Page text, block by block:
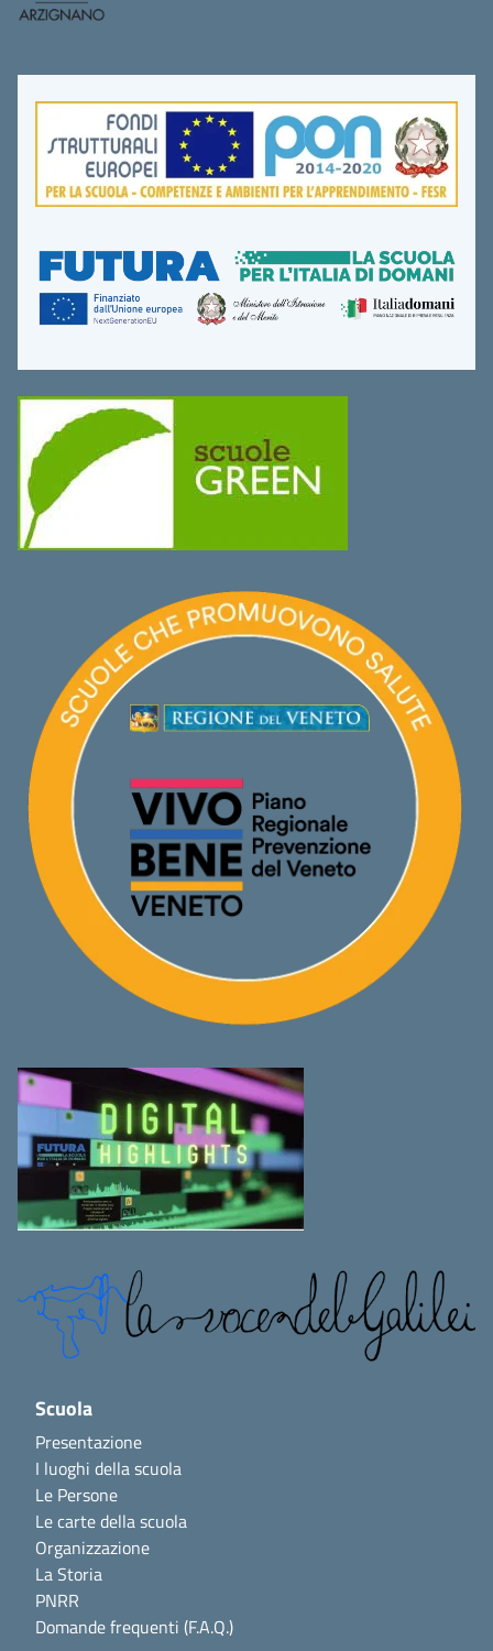
Scuola
Presentazione
I luoghi della scuola
Le Persone
Le carte della scuola
Organizzazione
La Storia
PNRR
Domande frequenti (F.A.Q.)